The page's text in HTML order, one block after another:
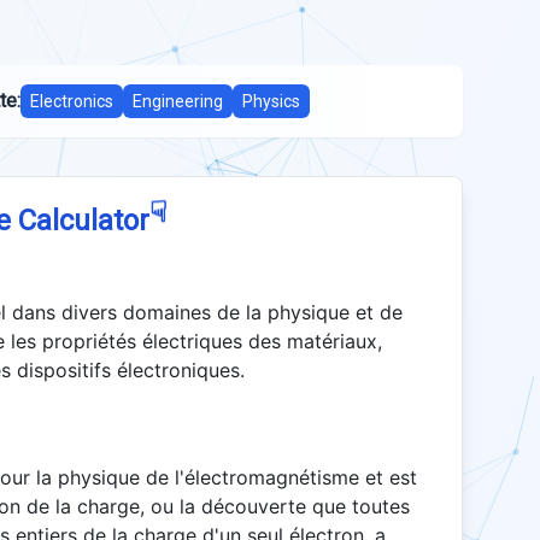
Electronics Engineering Physics
Calculator☟
divers domaines de la physique et de
propriétés électriques des matériaux,
dispositifs électroniques.
la physique de l'électromagnétisme et est
de la charge, ou la découverte que toutes
entiers de la charge d'un seul électron, a